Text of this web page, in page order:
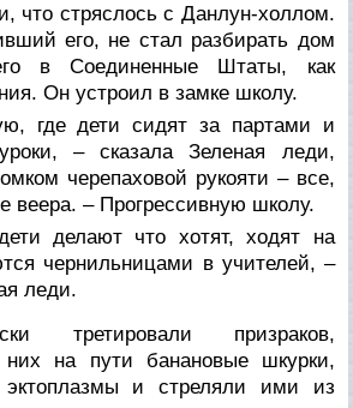
что стряслось с Данлун-холлом.
его, не стал разбирать дом
в Соединенные Штаты, как
Он устроил в замке школу.
где дети сидят за партами и
– сказала Зеленая леди,
черепаховой рукояти – все,
веера. – Прогрессивную школу.
делают что хотят, ходят на
чернильницами в учителей, –
леди.
третировали призраков,
на пути банановые шкурки,
эктоплазмы и стреляли ими из